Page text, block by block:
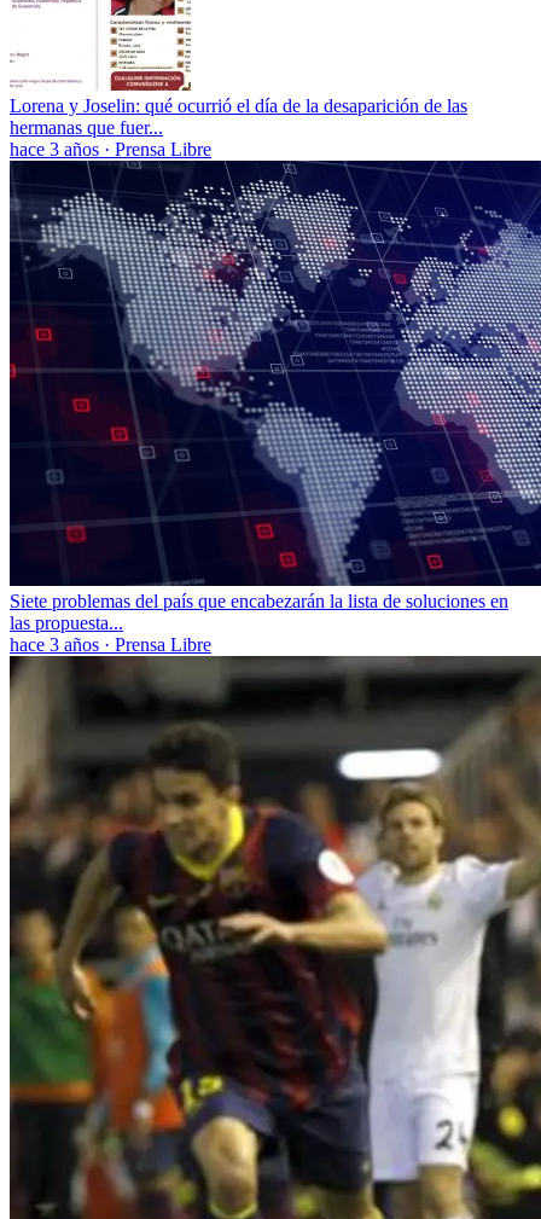
Lorena y Joselin: qué ocurrió el día de la desaparición de las
hermanas que fuer...
hace 3 años · Prensa Libre
Siete problemas del país que encabezarán la lista de soluciones en
las propuesta...
hace 3 años · Prensa Libre